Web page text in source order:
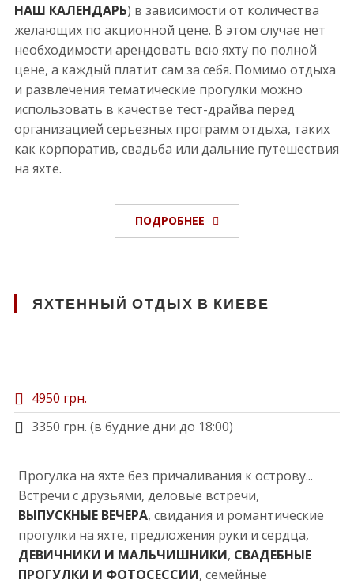
НАШ КАЛЕНДАРЬ) в зависимости от количества
желающих по акционной цене. В этом случае нет
необходимости арендовать всю яхту по полной
цене, а каждый платит сам за себя. Помимо отдыха
и развлечения тематические прогулки можно
использовать в качестве тест-драйва перед
организацией серьезных программ отдыха, таких
как корпоратив, свадьба или дальние путешествия
на яхте.
ПОДРОБНЕЕ
ЯХТЕННЫЙ ОТДЫХ В КИЕВЕ
4950 грн.
3350 грн. (в будние дни до 18:00)
Прогулка на яхте без причаливания к острову...
Встречи с друзьями, деловые встречи,
ВЫПУСКНЫЕ ВЕЧЕРА, свидания и романтические
прогулки на яхте, предложения руки и сердца,
ДЕВИЧНИКИ И МАЛЬЧИШНИКИ, СВАДЕБНЫЕ
ПРОГУЛКИ И ФОТОСЕССИИ, семейные